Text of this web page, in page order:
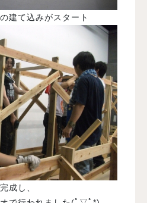
建て込みがスタート
成し、